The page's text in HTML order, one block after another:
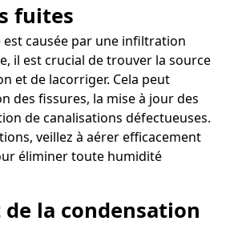
fuites
causée par une infiltration
il est crucial de trouver la source
et de lacorriger. Cela peut
des fissures, la mise à jour des
de canalisations défectueuses.
veillez à aérer efficacement
éliminer toute humidité
la condensation